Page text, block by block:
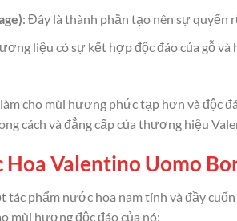
: Đây là thành phần tạo nên sự quyến
liệu có sự kết hợp độc đáo của gỗ
cho mùi hương phức tạp hơn và độc
cách và đẳng cấp của thương hiệu
Valentino Uomo
phẩm nước hoa nam tính và đầy
mùi hương độc đáo của nó: